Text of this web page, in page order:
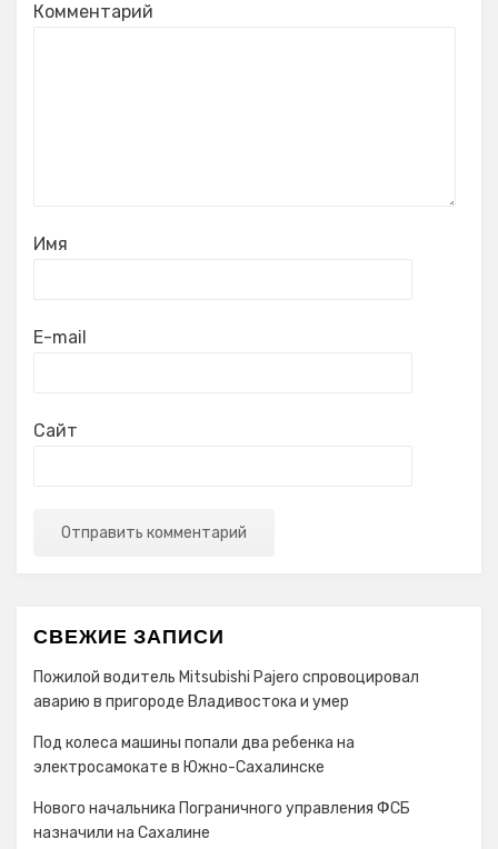
Комментарий
Имя
E-mail
Сайт
СВЕЖИЕ ЗАПИСИ
Пожилой водитель Mitsubishi Pajero спровоцировал
аварию в пригороде Владивостока и умер
Под колеса машины попали два ребенка на
электросамокате в Южно-Сахалинске
Нового начальника Пограничного управления ФСБ
назначили на Сахалине